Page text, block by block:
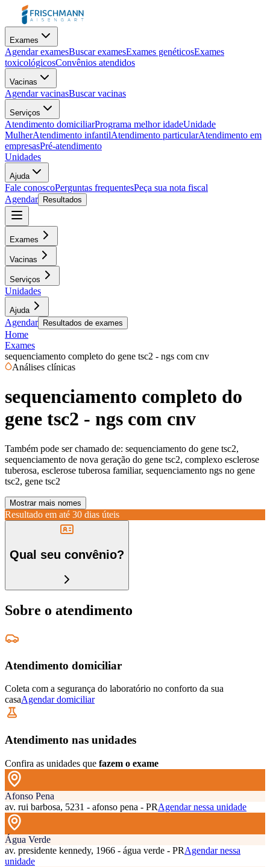
Exames
Agendar examesBuscar examesExames genéticosExames
toxicológicosConvênios atendidos
Vacinas
Agendar vacinasBuscar vacinas
Serviços
Atendimento domiciliarPrograma melhor idadeUnidade
MulherAtendimento infantilAtendimento particularAtendimento em
empresasPré-atendimento
Unidades
Ajuda
Fale conoscoPerguntas frequentesPeça sua nota fiscal
Agendar
Resultados
Exames
Vacinas
Serviços
Unidades
Ajuda
Agendar Resultados de exames
Home
Exames
sequenciamento completo do gene tsc2 - ngs com cnv
Análises clínicas
sequenciamento completo do
gene tsc2 - ngs com cnv
Também pode ser chamado de: sequenciamento do gene tsc2,
sequenciamento de nova geração do gene tsc2, complexo esclerose
tuberosa, esclerose tuberosa familiar, sequenciamento ngs no gene
tsc2, gene tsc2
Mostrar mais nomes
Resultado em até 30 dias úteis
Qual seu convênio?
Sobre o atendimento
Atendimento domiciliar
Coleta com a segurança do laboratório no conforto da sua
casaAgendar domiciliar
Atendimento nas unidades
Confira as unidades que fazem o exame
Afonso Pena
av. rui barbosa, 5231 - afonso pena - PRAgendar nessa unidade
Água Verde
av. presidente kennedy, 1966 - água verde - PRAgendar nessa
unidade